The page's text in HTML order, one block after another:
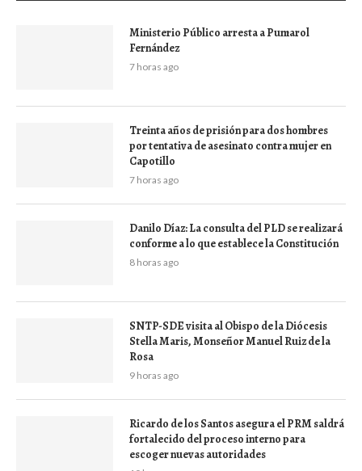
Ministerio Público arresta a Pumarol
Fernández
7 horas ago
Treinta años de prisión para dos hombres
por tentativa de asesinato contra mujer en
Capotillo
7 horas ago
Danilo Díaz: La consulta del PLD se realizará
conforme a lo que establece la Constitución
8 horas ago
SNTP-SDE visita al Obispo de la Diócesis
Stella Maris, Monseñor Manuel Ruiz de la
Rosa
9 horas ago
Ricardo de los Santos asegura el PRM saldrá
fortalecido del proceso interno para
escoger nuevas autoridades